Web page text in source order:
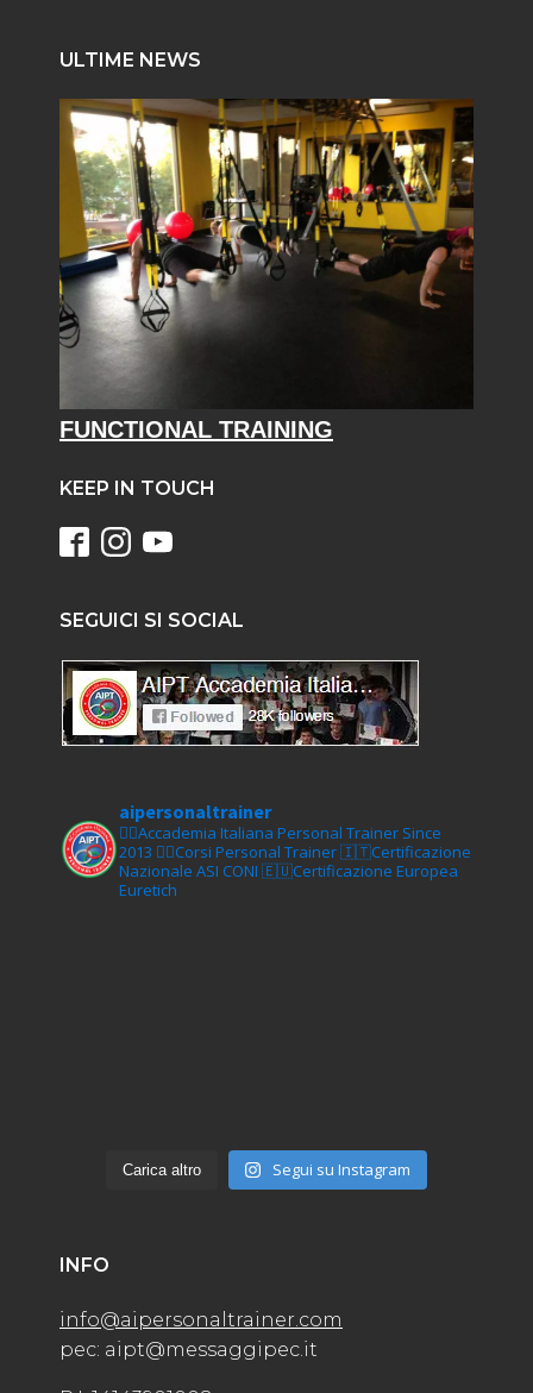
ULTIME NEWS
FUNCTIONAL TRAINING
KEEP IN TOUCH
SEGUICI SI SOCIAL
aipersonaltrainer
🏋‍♀️Accademia Italiana Personal Trainer Since
2013 🏋‍♂️Corsi Personal Trainer🇮🇹Certificazione
Nazionale ASI CONI 🇪🇺Certificazione Europea
Euretich
Carica altro Segui su Instagram
INFO
info@aipersonaltrainer.com
pec: aipt@messaggipec.it